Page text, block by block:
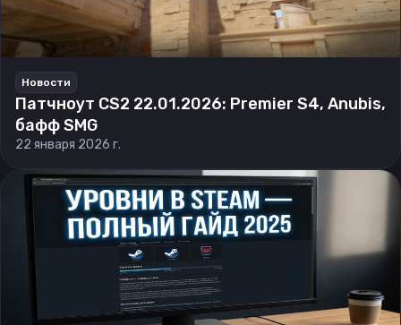
Новости
Патчноут CS2 22.01.2026: Premier S4, Anubis,
бафф SMG
22 января 2026 г.